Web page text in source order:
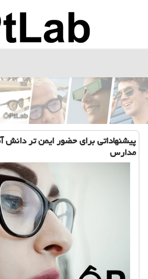
پیشنهاداتی برای حضور ایمن تر دانش
مدارس